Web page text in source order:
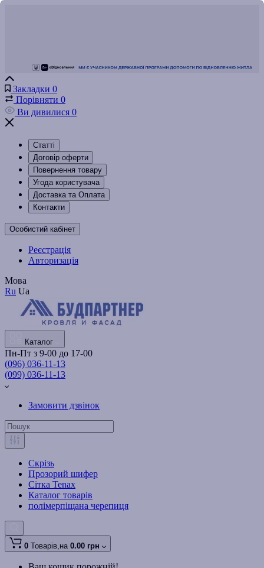
Закладки 0
Порівняти 0
Ви дивилися 0
Статті
Договір оферти
Повернення товару
Угода користувача
Доставка та Оплата
Контакти
Особистий кабінет
Реєстрація
Авторизація
Мова
Ru Ua
Каталог
Пн-Пт з 9-00 до 17-00
(096) 036-11-13
(099) 036-11-13
Замовити дзвінок
Скрізь
Прозорий шифер
Сітка Tenax
Каталог товарів
полімерпіщана черепиця
0 Товарів,на 0.00 грн